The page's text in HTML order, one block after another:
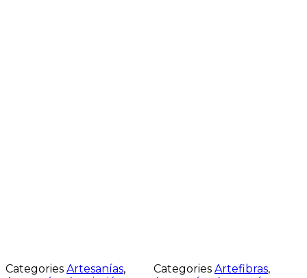
Categories Artesanías,
Categories Artefibras,